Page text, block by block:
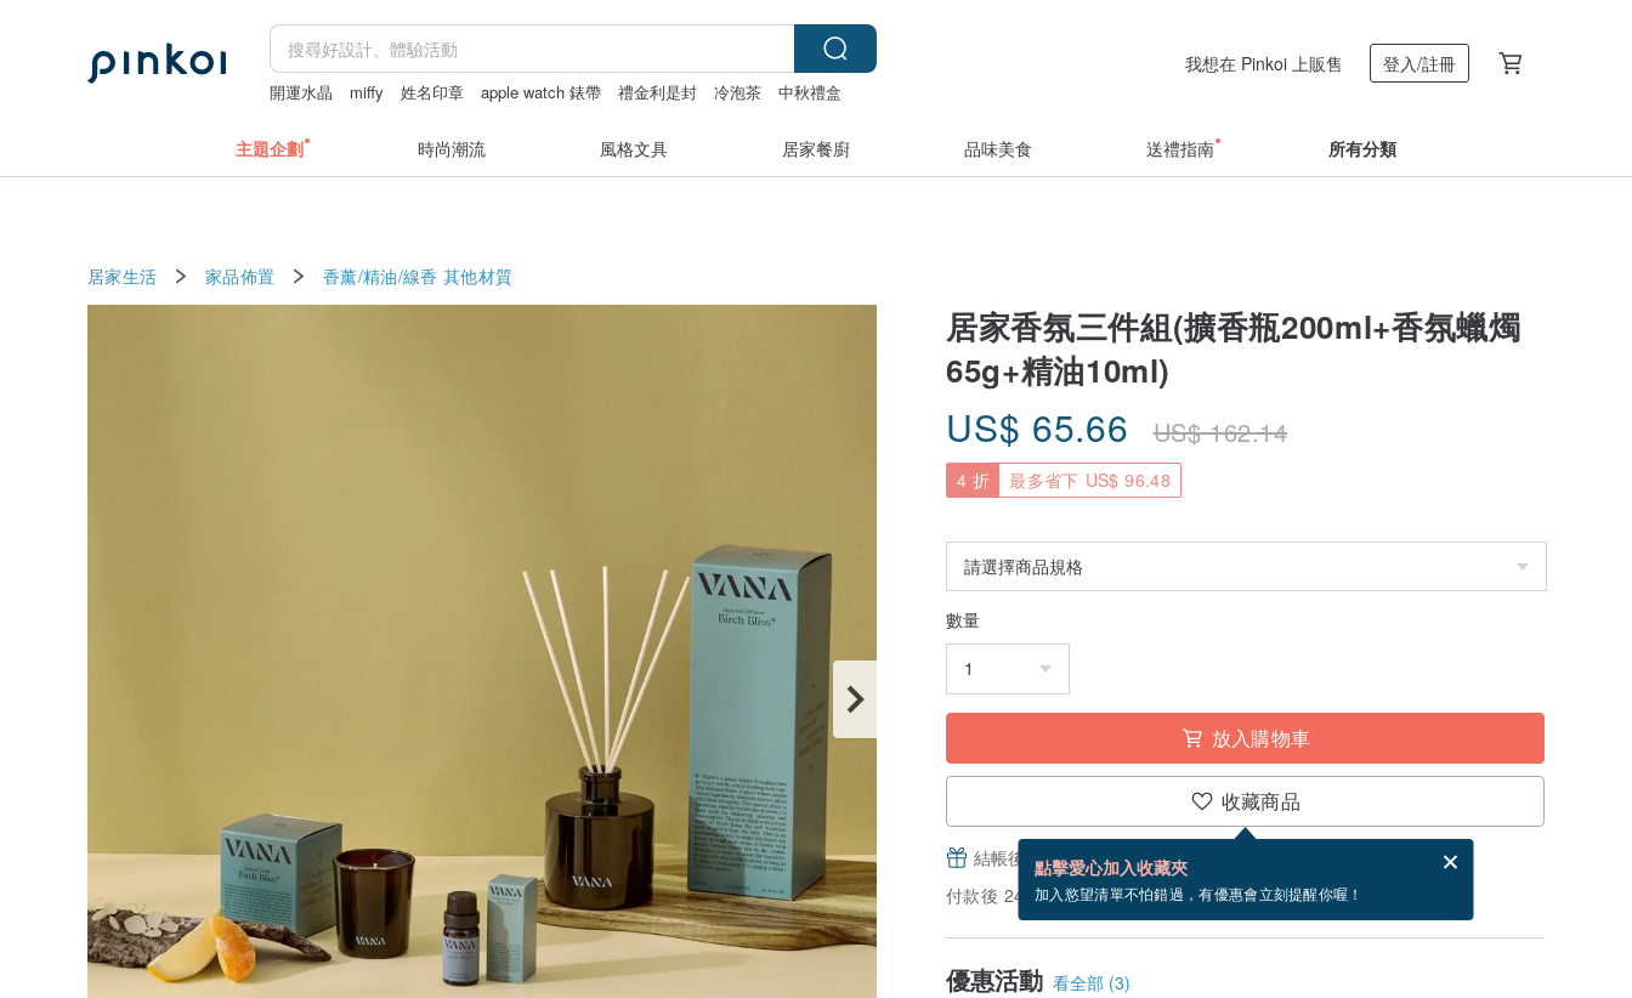
開運水晶 miffy 姓名印章 apple watch 錶帶 禮金利是封 冷泡茶
中秋禮盒
我想在 Pinkoi 上販售 登入/註冊
主題企劃 時尚潮流 風格文具 居家餐廚 品味美食 送禮指南 所有分類
居家生活 家品佈置 香薰/精油/線香 其他材質
居家香氛三件組(擴香瓶200ml+香氛蠟燭
65g+精油10ml)
US$ 65.66 US$162.14
4 折 最多省下 US$ 96.48
數量
放入購物車
收藏商品
點擊愛心加入收藏夾
加入慾望清單不怕錯過，有優惠會立刻提醒你喔！
結帳後填寫並分享，免費幫你寄送電子賀卡。
電子賀卡是什麼？
付款後 24 小時內出貨。（不包含週五到週日）
優惠活動 看全部 (3)